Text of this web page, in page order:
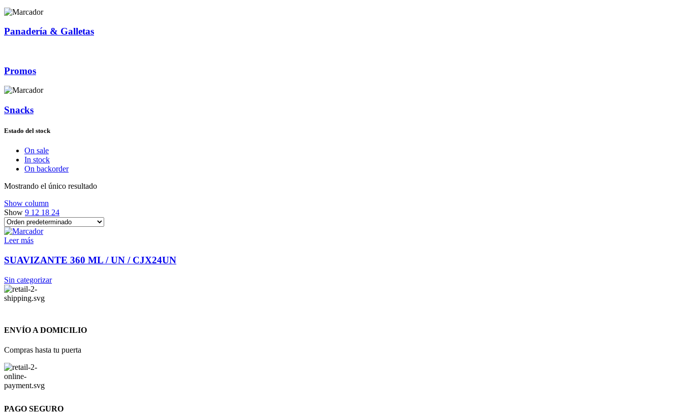
Panadería & Galletas
Promos
Snacks
Estado del stock
On sale
In stock
On backorder
Mostrando el único resultado
Show column
Show 9 12 18 24
Leer más
SUAVIZANTE 360 ML / UN / CJX24UN
Sin categorizar
ENVÍO A DOMICILIO
Compras hasta tu puerta
PAGO SEGURO